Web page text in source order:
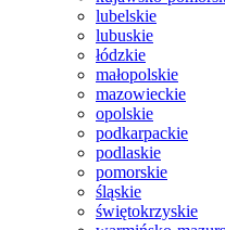
lubelskie
lubuskie
łódzkie
małopolskie
mazowieckie
opolskie
podkarpackie
podlaskie
pomorskie
śląskie
świętokrzyskie